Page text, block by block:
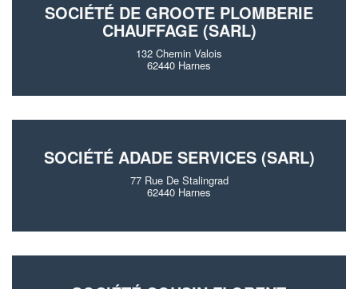
SOCIÉTÉ DE GROOTE PLOMBERIE
CHAUFFAGE (SARL)
132 Chemin Valois
62440 Harnes
SOCIÉTÉ ADADE SERVICES (SARL)
77 Rue De Stalingrad
62440 Harnes